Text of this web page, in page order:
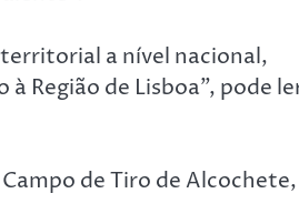
a nível nacional,
Região de Lisboa”, pode
de Tiro de Alcochete,